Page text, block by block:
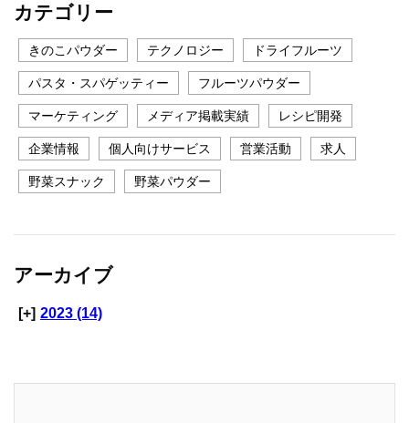
カテゴリー
きのこパウダー テクノロジー ドライフルーツ
パスタ・スパゲッティー フルーツパウダー
マーケティング メディア掲載実績 レシピ開発
企業情報 個人向けサービス 営業活動 求人
野菜スナック 野菜パウダー
アーカイブ
[+] 2023 (14)